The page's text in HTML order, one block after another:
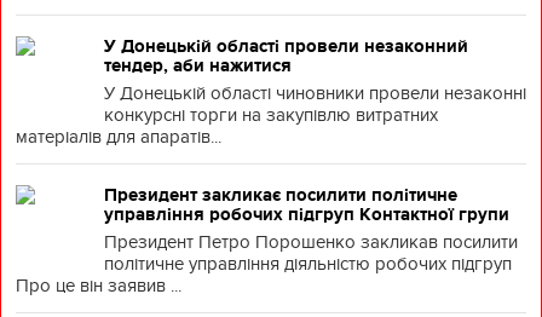
У Донецькій області провели незаконний
тендер, аби нажитися
У Донецькій області чиновники провели незаконні
конкурсні торги на закупівлю витратних
матеріалів для апаратів...
Президент закликає посилити політичне
управління робочих підгруп Контактної групи
Президент Петро Порошенко закликав посилити
політичне управління діяльністю робочих підгруп
Про це він заявив ...